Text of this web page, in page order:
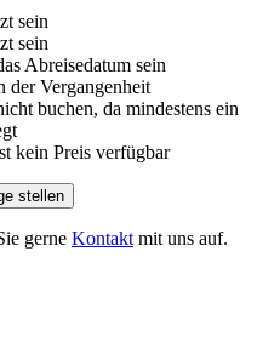
sein
sein
Abreisedatum sein
der Vergangenheit
buchen, da mindestens ein
kein Preis verfügbar
stellen
gerne Kontakt mit uns auf.